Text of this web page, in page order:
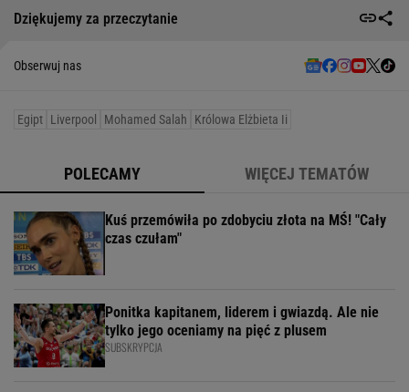
Dziękujemy za przeczytanie
Obserwuj nas
Egipt Liverpool Mohamed Salah Królowa Elżbieta Ii
POLECAMY WIĘCEJ TEMATÓW
Kuś przemówiła po zdobyciu złota na MŚ! "Cały
czas czułam"
Ponitka kapitanem, liderem i gwiazdą. Ale nie
tylko jego oceniamy na pięć z plusem
SUBSKRYPCJA